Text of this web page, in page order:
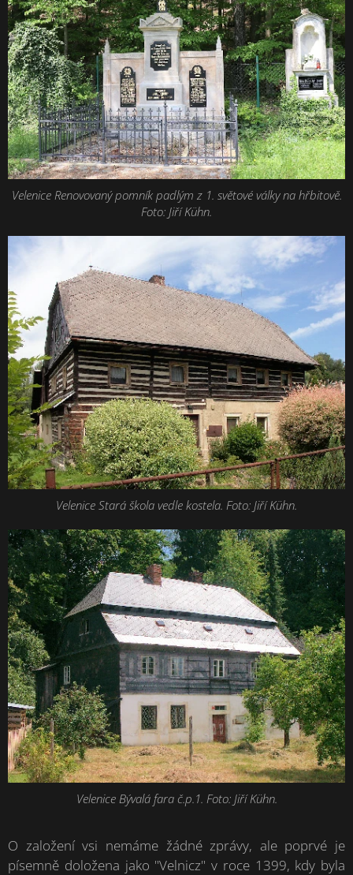
Velenice Renovovaný pomník padlým z 1. světové války na hřbitově.
Foto: Jiří Kühn.
Velenice Stará škola vedle kostela. Foto: Jiří Kühn.
Velenice Bývalá fara č.p.1. Foto: Jiří Kühn.
O založení vsi nemáme žádné zprávy, ale poprvé je
písemně doložena jako "Velnicz" v roce 1399, kdy byla